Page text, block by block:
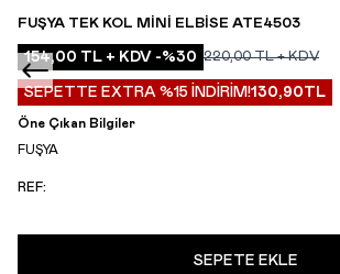
FUŞYA TEK KOL MINI ELBISE ATE4503
154,00 TL + KDV -%30 220,00TL + KDV
SEPETTE EXTRA %15 İNDİRİM!130,90TL
Öne Çıkan Bilgiler
FUŞYA
REF:
SEPETE EKLE